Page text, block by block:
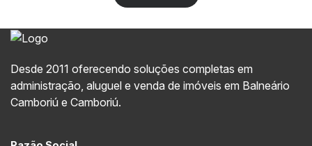
Desde 2011 oferecendo soluções completas em
administração, aluguel e venda de imóveis em Balneário
Camboriú e Camboriú.